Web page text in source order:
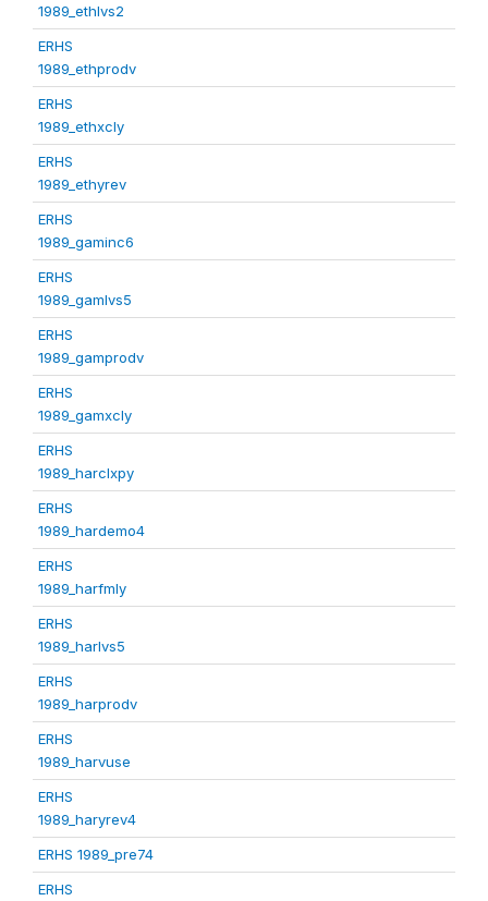
1989_ethlvs2
ERHS
1989_ethprodv
ERHS
1989_ethxcly
ERHS
1989_ethyrev
ERHS
1989_gaminc6
ERHS
1989_gamlvs5
ERHS
1989_gamprodv
ERHS
1989_gamxcly
ERHS
1989_harclxpy
ERHS
1989_hardemo4
ERHS
1989_harfmly
ERHS
1989_harlvs5
ERHS
1989_harprodv
ERHS
1989_harvuse
ERHS
1989_haryrev4
ERHS 1989_pre74
ERHS